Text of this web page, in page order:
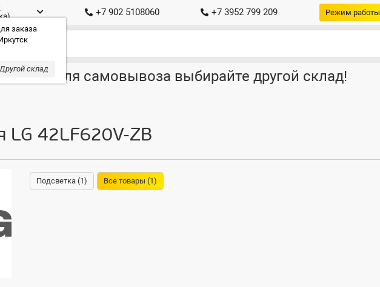
заказа
Другой склад
+7 902 5108060 +7 3952 799 209 Режим работы
для самовывоза выбирайте другой склад!
LG 42LF620V-ZB
Подсветка (1) Все товары (1)